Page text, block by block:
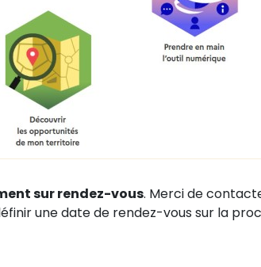
sur rendez-vous. Merci de
une date de rendez-vous sur la